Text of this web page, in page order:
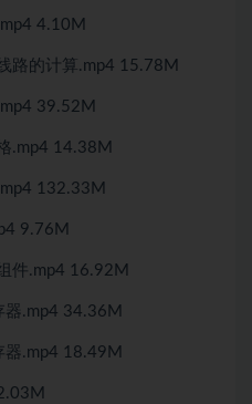
4.10M
路的计算.mp4 15.78M
39.52M
.mp4 14.38M
132.33M
9.76M
件.mp4 16.92M
器.mp4 34.36M
器.mp4 18.49M